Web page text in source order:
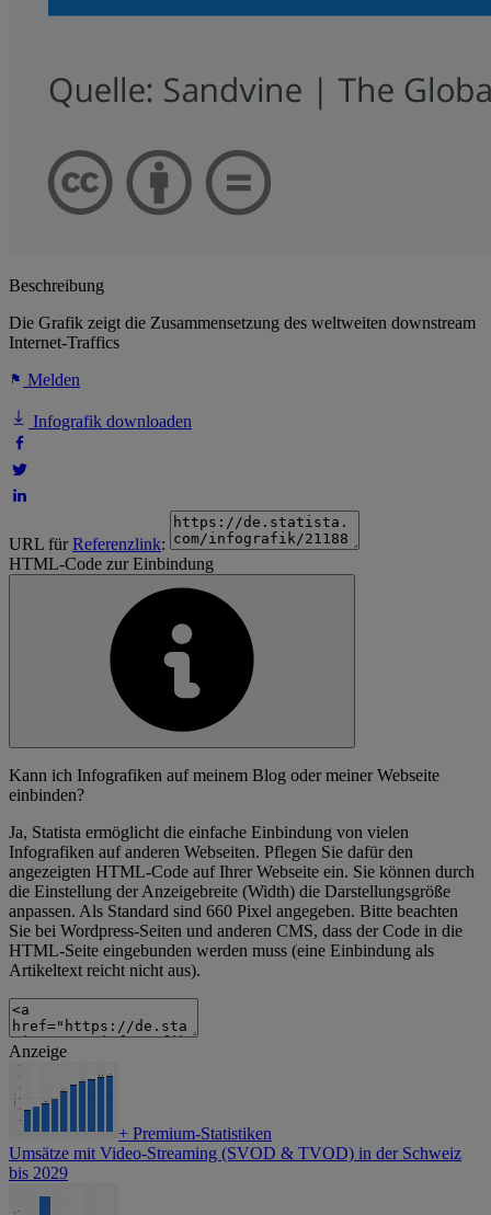
Beschreibung
Die Grafik zeigt die Zusammensetzung des weltweiten downstream
Internet-Traffics
Melden
Infografik downloaden
URL fürReferenzlink:
HTML-Code zur Einbindung
Kann ich Infografiken auf meinem Blog oder meiner Webseite
einbinden?
Ja, Statista ermöglicht die einfache Einbindung von vielen
Infografiken auf anderen Webseiten. Pflegen Sie dafür den
angezeigten HTML-Code auf Ihrer Webseite ein. Sie können durch
die Einstellung der Anzeigebreite (Width) die Darstellungsgröße
anpassen. Als Standard sind 660 Pixel angegeben. Bitte beachten
Sie bei Wordpress-Seiten und anderen CMS, dass der Code in die
HTML-Seite eingebunden werden muss (eine Einbindung als
Artikeltext reicht nicht aus).
Anzeige
+ Premium-Statistiken
Umsätze mit Video-Streaming (SVOD & TVOD) in der Schweiz
bis 2029